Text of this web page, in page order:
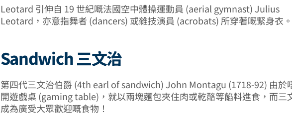
Leotard 引伸自 19 世紀嘅法國空中體操運動員 (aerial gymnast) Julius
Leotard，亦意指舞者 (dancers) 或雜技演員 (acrobats) 所穿著嘅緊身衣。
Sandwich 三文治
第四代三文治伯爵 (4th earl of sandwich) John Montagu (1718-92) 由於
開遊戲桌 (gaming table)，就以兩塊麵包夾住肉或乾酪等餡料進食，而三
成為廣受大眾歡迎嘅食物！